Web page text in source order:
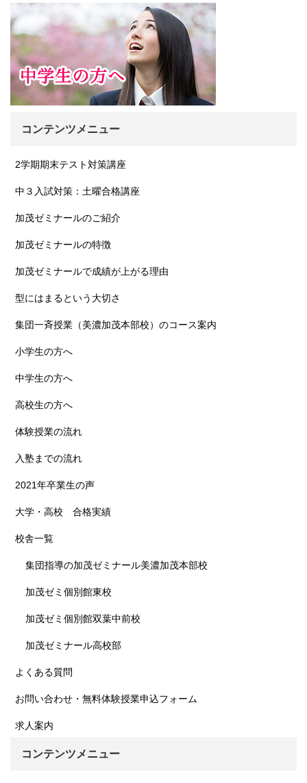
コンテンツメニュー
2学期期末テスト対策講座
中３入試対策：土曜合格講座
加茂ゼミナールのご紹介
加茂ゼミナールの特徴
加茂ゼミナールで成績が上がる理由
型にはまるという大切さ
集団一斉授業（美濃加茂本部校）のコース案内
小学生の方へ
中学生の方へ
高校生の方へ
体験授業の流れ
入塾までの流れ
2021年卒業生の声
大学・高校 合格実績
校舎一覧
集団指導の加茂ゼミナール美濃加茂本部校
加茂ゼミ個別館東校
加茂ゼミ個別館双葉中前校
加茂ゼミナール高校部
よくある質問
お問い合わせ・無料体験授業申込フォーム
求人案内
コンテンツメニュー